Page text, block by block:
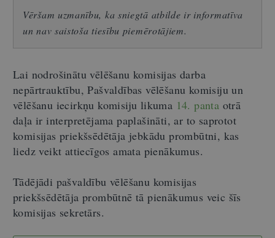
Vēršam uzmanību, ka sniegtā atbilde ir informatīva
un nav saistoša tiesību piemērotājiem.
Lai nodrošinātu vēlēšanu komisijas darba
nepārtrauktību, Pašvaldības vēlēšanu komisiju un
vēlēšanu iecirkņu komisiju likuma 14. panta otrā
daļa ir interpretējama paplašināti, ar to saprotot
komisijas priekšsēdētāja jebkādu prombūtni, kas
liedz veikt attiecīgos amata pienākumus.
Tādējādi pašvaldību vēlēšanu komisijas
priekšsēdētāja prombūtnē tā pienākumus veic šīs
komisijas sekretārs.